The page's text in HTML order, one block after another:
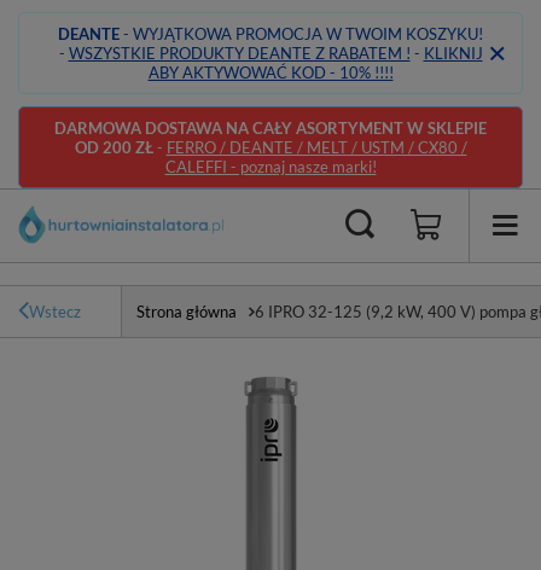
DEANTE- WYJĄTKOWA PROMOCJA W TWOIM KOSZYKU!
- WSZYSTKIE PRODUKTY DEANTE Z RABATEM ! - KLIKNIJ
ABY AKTYWOWAĆ KOD - 10% !!!!
DARMOWA DOSTAWA NA CAŁY ASORTYMENT W SKLEPIE
OD 200 ZŁ- FERRO / DEANTE / MELT / USTM / CX80 /
CALEFFI - poznaj nasze marki!
Wstecz Strona główna 6 IPRO 32-125 (9,2 kW, 400 V) pompa